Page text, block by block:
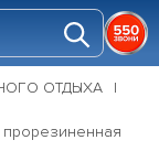
ОТДЫХА